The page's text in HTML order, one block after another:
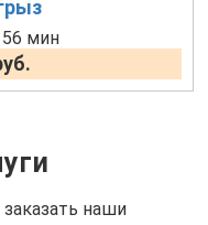
56 мин
наши